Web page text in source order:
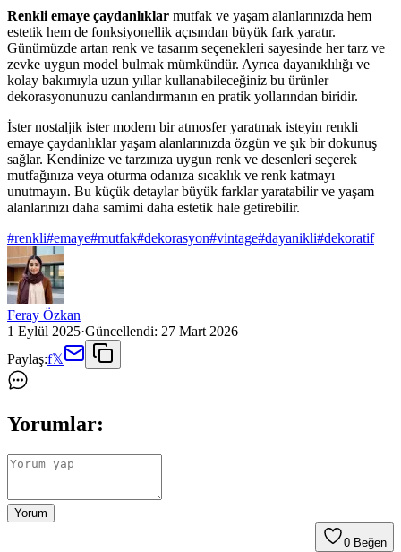
Renkli emaye çaydanlıklar mutfak ve yaşam alanlarınızda hem
estetik hem de fonksiyonellik açısından büyük fark yaratır.
Günümüzde artan renk ve tasarım seçenekleri sayesinde her tarz ve
zevke uygun model bulmak mümkündür. Ayrıca dayanıklılığı ve
kolay bakımıyla uzun yıllar kullanabileceğiniz bu ürünler
dekorasyonunuzu canlandırmanın en pratik yollarından biridir.
İster nostaljik ister modern bir atmosfer yaratmak isteyin renkli
emaye çaydanlıklar yaşam alanlarınızda özgün ve şık bir dokunuş
sağlar. Kendinize ve tarzınıza uygun renk ve desenleri seçerek
mutfağınıza veya oturma odanıza sıcaklık ve renk katmayı
unutmayın. Bu küçük detaylar büyük farklar yaratabilir ve yaşam
alanlarınızı daha samimi daha estetik hale getirebilir.
#renkli#emaye#mutfak#dekorasyon#vintage#dayanikli#dekoratif
Feray Özkan
1 Eylül 2025·Güncellendi: 27 Mart 2026
Paylaş:f𝕏
Yorumlar:
Yorum
0 Beğen